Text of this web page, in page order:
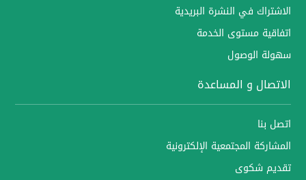
الاشتراك في النشرة البريدية
اتفاقية مستوى الخدمة
سهولة الوصول
الاتصال و المساعدة
اتصل بنا
المشاركة المجتمعية الإلكترونية
تقديم شكوى